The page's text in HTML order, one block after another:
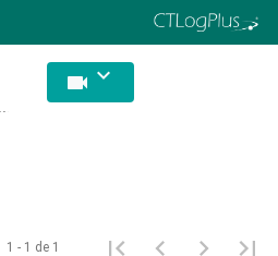
videocam keyboard_arrow_down
1 - 1 de 1